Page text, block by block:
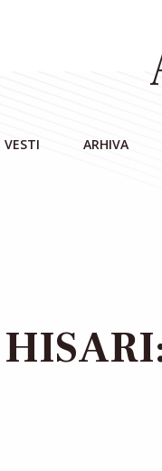
VESTI ARHIVA